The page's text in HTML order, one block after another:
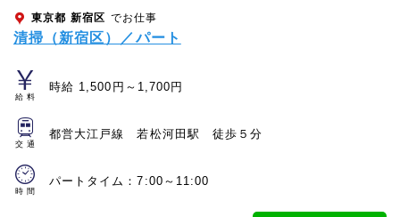
東京都 新宿区 でお仕事
清掃（新宿区）／パート
給料
時給 1,500円～1,700円
交通
都営大江戸線 若松河田駅 徒歩５分
時間
パートタイム：7:00～11:00